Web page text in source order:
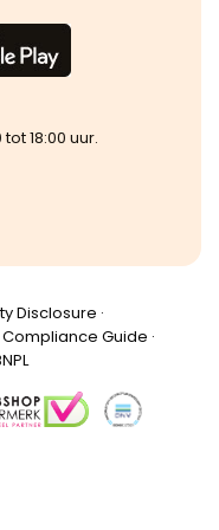
18:00 uur.
Disclosure ·
Compliance Guide ·